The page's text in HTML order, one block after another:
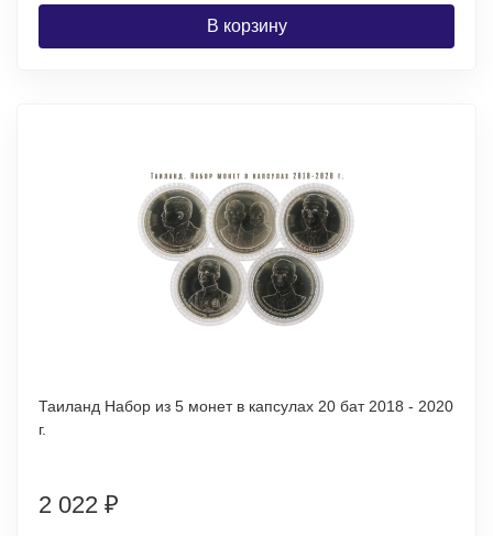
В корзину
Таиланд Набор из 5 монет в капсулах 20 бат 2018 - 2020
г.
2 022 ₽